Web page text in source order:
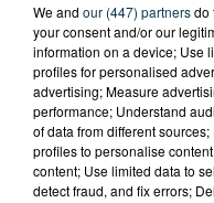
We and our (447) partnersdo
your consent and/or our
information on a device; Use
profiles for personalised
advertising; Measure
performance; Understand
of data from different
profiles to personalise
content; Use limited data to
detect fraud, and fix errors;